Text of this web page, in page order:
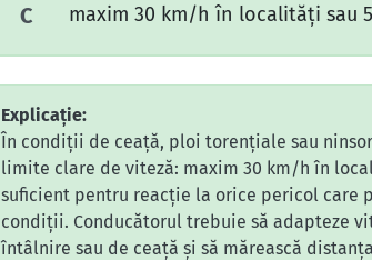
C maxim 30 km/h în localităţi sau
Explicație:
În condiții de ceață, ploi torențiale sau
limite clare de viteză: maxim 30 km/h în
suficient pentru reacție la orice pericol care
condiții. Conducătorul trebuie să adapteze
întâlnire sau de ceață și să mărească